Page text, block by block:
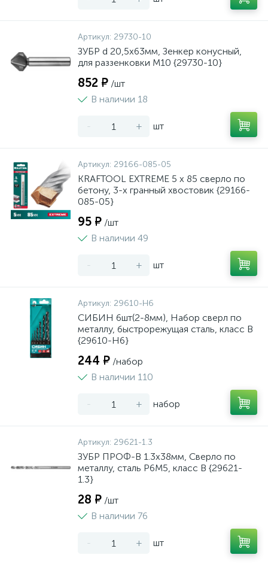
Артикул: 29730-10
ЗУБР d 20,5x63мм, Зенкер конусный,
для раззенковки М10 {29730-10}
852 ₽ /шт
В наличии 18
- + шт
Артикул: 29166-085-05
KRAFTOOL EXTREME 5 х 85 сверло по
бетону, 3-х гранный хвостовик {29166-
085-05}
95 ₽ /шт
В наличии 49
- + шт
Артикул: 29610-H6
СИБИН 6шт(2-8мм), Набор сверл по
металлу, быстрорежущая сталь, класс В
{29610-H6}
244 ₽ /набор
В наличии 110
- + набор
Артикул: 29621-1.3
ЗУБР ПРОФ-В 1.3х38мм, Сверло по
металлу, сталь Р6М5, класс В {29621-
1.3}
28 ₽ /шт
В наличии 76
- + шт